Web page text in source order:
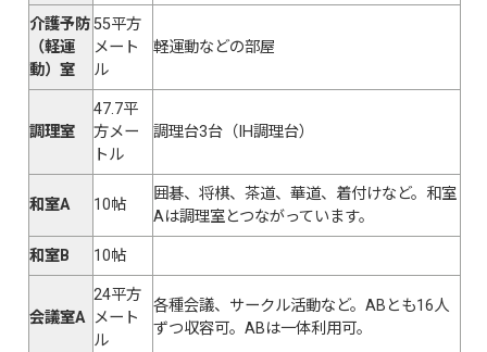
介護予防
（軽運
動）室
55平方
メート
ル
軽運動などの部屋
調理室
47.7平
方メー
トル
調理台3台（IH調理台）
和室A 10帖
囲碁、将棋、茶道、華道、着付けなど。和室
Aは調理室とつながっています。
和室B 10帖
会議室A
24平方
メート
ル
各種会議、サークル活動など。ABとも16人
ずつ収容可。ABは一体利用可。